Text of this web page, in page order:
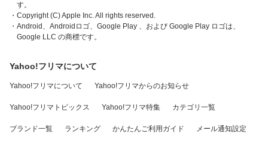
す。
・Copyright (C) Apple Inc. All rights reserved.
・Android、Androidロゴ、Google Play 、および Google Play ロゴは、
Google LLC の商標です。
Yahoo!フリマについて
Yahoo!フリマについて Yahoo!フリマからのお知らせ
Yahoo!フリマトピックス Yahoo!フリマ特集 カテゴリ一覧
ブランド一覧 ランキング かんたんご利用ガイド メール通知設定